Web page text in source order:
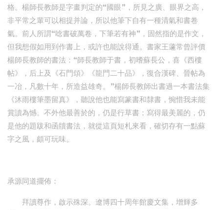
格。楊師長教師是字畫判定的“國眼”，所見之廣、眼界之高，
非平常之輩可以相提并論，所以他筆下自有一種清氣和書卷
氣。前人所謂“唸書破萬卷，下筆若有神”，固然指的是作文，
但我想假如用到作書上，或許也能說得通。書家王蘧常曾評價
楊師長教師的書法：“師長教師于書，初嗜蘇長公，喜《西樓
帖》，后上及《石門頌》《龍門二十品》，復合漢碑、晉帖為
一冶，凡數十年，所造益雄奇。”楊師長教師出書過一本書法集
《沐雨樓筆墨留真》，聽說他也能寫篆書和隸書，惋惜我未能
賞讀為憾。不外他最善於的，仍是行草書；寫得最美麗的，仍
是他的題跋和函牘書法，就從這頁短札來看，確切存有一點蘇
字之風，頗可玩味。
承源同道擺佈：
拜讀尊作，啟示殊深。遼博四十周年館慶文集，增輝多